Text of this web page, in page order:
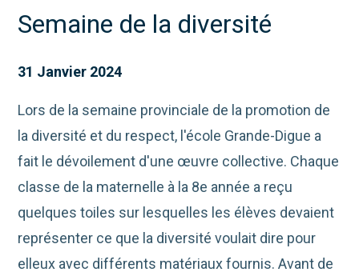
Semaine de la diversité
31 Janvier 2024
Lors de la semaine provinciale de la promotion de
la diversité et du respect, l'école Grande-Digue a
fait le dévoilement d'une œuvre collective. Chaque
classe de la maternelle à la 8e année a reçu
quelques toiles sur lesquelles les élèves devaient
représenter ce que la diversité voulait dire pour
elleux avec différents matériaux fournis. Avant de